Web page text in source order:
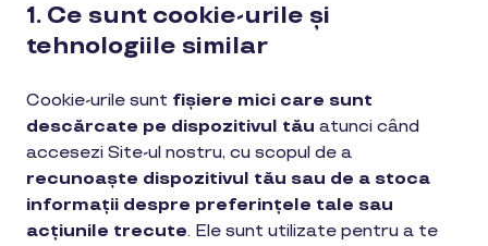
1. Ce sunt cookie-urile și
tehnologiile similar
Cookie-urile sunt fișiere mici care sunt
descărcate pe dispozitivul tău atunci când
accesezi Site-ul nostru, cu scopul de a
recunoaște dispozitivul tău sau de a stoca
informații despre preferințele tale sau
acțiunile trecute. Ele sunt utilizate pentru a te